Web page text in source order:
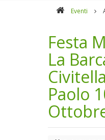
Eventi
Festa
La
Paolo